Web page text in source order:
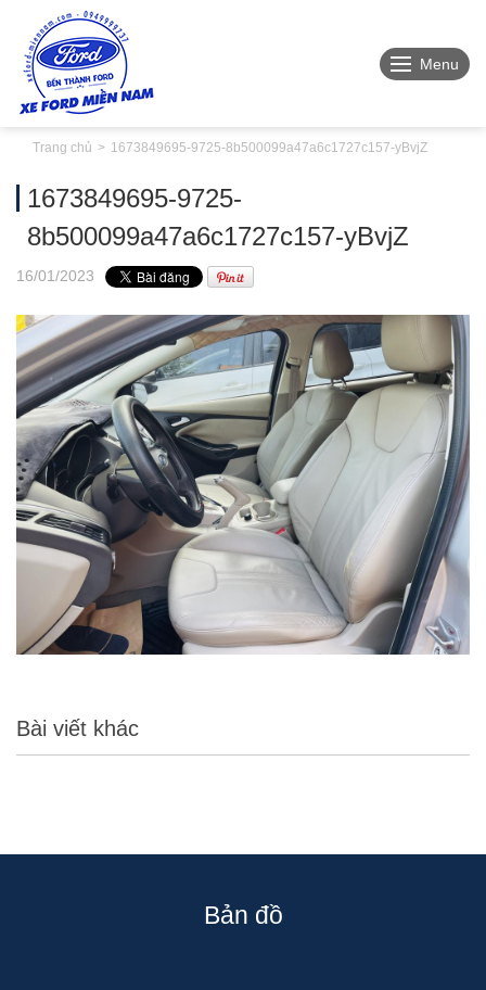
Menu
Trang chủ 1673849695-9725-8b500099a47a6c1727c157-yBvjZ
1673849695-9725-
8b500099a47a6c1727c157-yBvjZ
16/01/2023
Bài viết khác
Bản đồ